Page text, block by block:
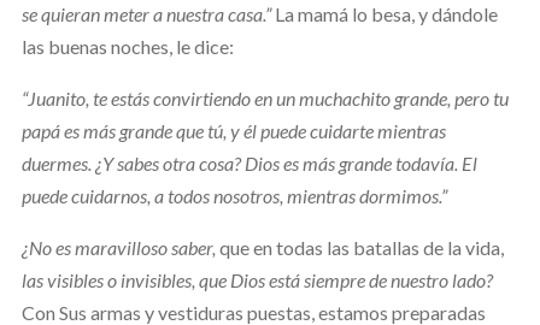
se quieran meter a nuestra casa.”La mamá lo besa, y dándole
las buenas noches, le dice:
“Juanito, te estás convirtiendo en un muchachito grande, pero tu
papá es más grande que tú, y él puede cuidarte mientras
duermes. ¿Y sabes otra cosa? Dios es más grande todavía. El
puede cuidarnos, a todos nosotros, mientras dormimos.”
¿No es maravilloso saber, que en todas las batallas de la vida,
las visibles o invisibles, que Dios está siempre de nuestro lado?
Con Sus armas y vestiduras puestas, estamos preparadas